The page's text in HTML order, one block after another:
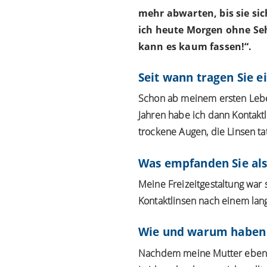
mehr abwarten, bis sie
ich heute Morgen ohne
kann es kaum fassen!“.
Seit wann tragen Sie
Schon ab meinem ersten
Jahren habe ich dann
trockene Augen, die Linsen
Was empfanden Sie
Meine Freizeitgestaltung
Kontaktlinsen nach einem
Wie und warum
Nachdem meine Mutter